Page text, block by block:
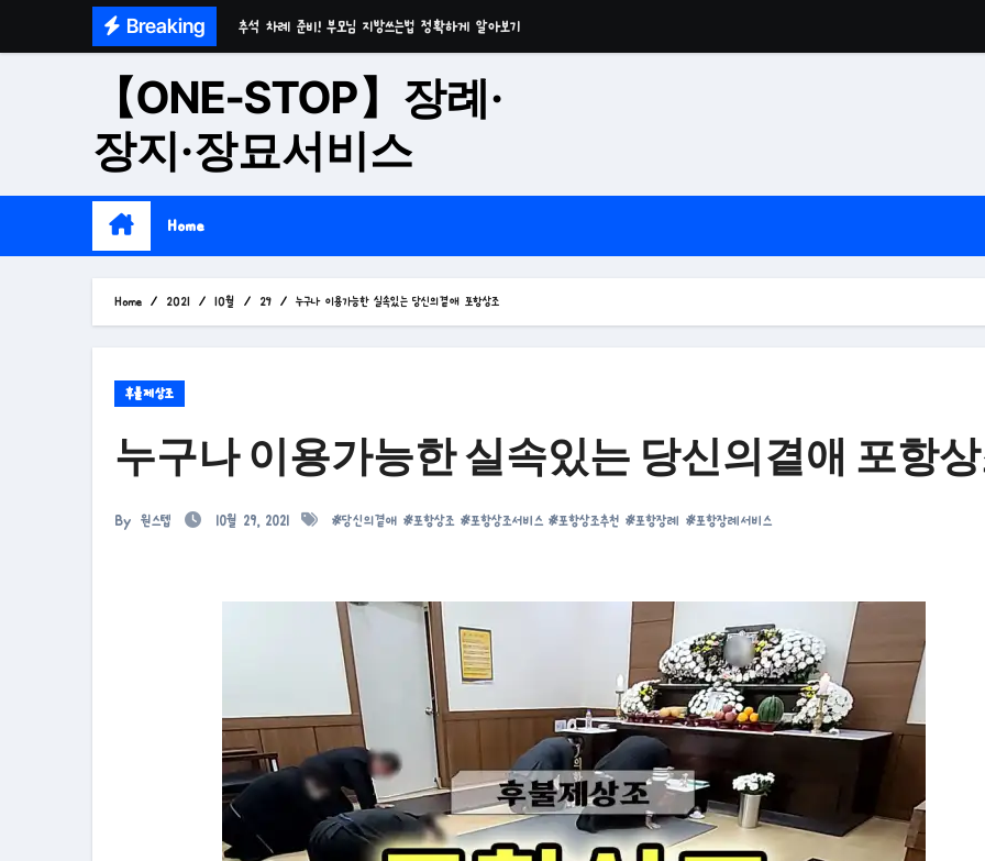
Breaking 마음이 편안한 천년고찰 품격의 대구수목장
치유와 위로의 공간 기독교전용 김천 납골당
위로와 추억의 장소 울산 수목장
【ONE-STOP】장례·
장지·장묘서비스
Home
Home 2021 10월 29 누구나 이용가능한 실속있는 당신의곁애 포항상조
후불제상조
누구나 이용가능한 실속있는 당신의곁애 포항
By 원스텝 10월 29, 2021 #당신의곁애 #포항상조 #포항상조서비스 #포항상조추천 #포항장례 #포항장례서비스